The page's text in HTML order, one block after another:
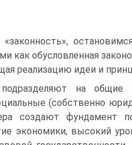
как обусловленная
реализацию идеи и
на общие
(собственно
создают фундамент
экономики, высокий